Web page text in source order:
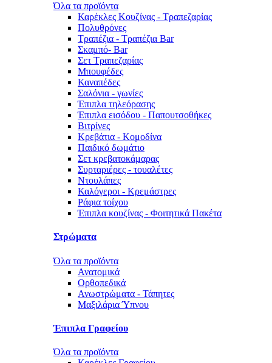
Όλα τα προϊόντα
Καρέκλες Κουζίνας - Τραπεζαρίας
Πολυθρόνες
Τραπέζια - Τραπέζια Bar
Σκαμπό- Bar
Σετ Τραπεζαρίας
Μπουφέδες
Καναπέδες
Σαλόνια - γωνίες
Έπιπλα τηλεόρασης
Έπιπλα εισόδου - Παπουτσοθήκες
Βιτρίνες
Κρεβάτια - Κομοδίνα
Παιδικό δωμάτιο
Σετ κρεβατοκάμαρας
Συρταριέρες - τουαλέτες
Ντουλάπες
Καλόγεροι - Κρεμάστρες
Ράφια τοίχου
Έπιπλα κουζίνας - Φοιτητικά Πακέτα
Στρώματα
Όλα τα προϊόντα
Ανατομικά
Ορθοπεδικά
Ανωστρώματα - Τάπητες
Μαξιλάρια Ύπνου
Έπιπλα Γραφείου
Όλα τα προϊόντα